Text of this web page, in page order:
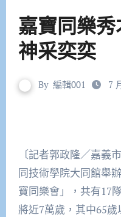
嘉寶同樂
神采奕奕
By 編輯001 7
〔記者郭政隆／嘉義
同技術學院大同館舉
寶同樂會」，共有17
將近7萬歲，其中65